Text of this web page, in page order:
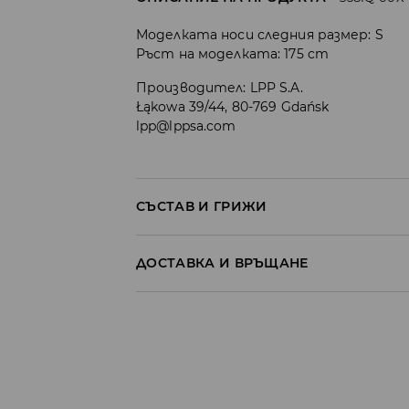
Моделката носи следния размер: S
Ръст на моделката: 175 cm
Производител: LPP S.A.
Łąkowa 39/44, 80-769 Gdańsk
lpp@lppsa.com
СЪСТАВ И ГРИЖИ
ДОСТАВКА И ВРЪЩАНЕ